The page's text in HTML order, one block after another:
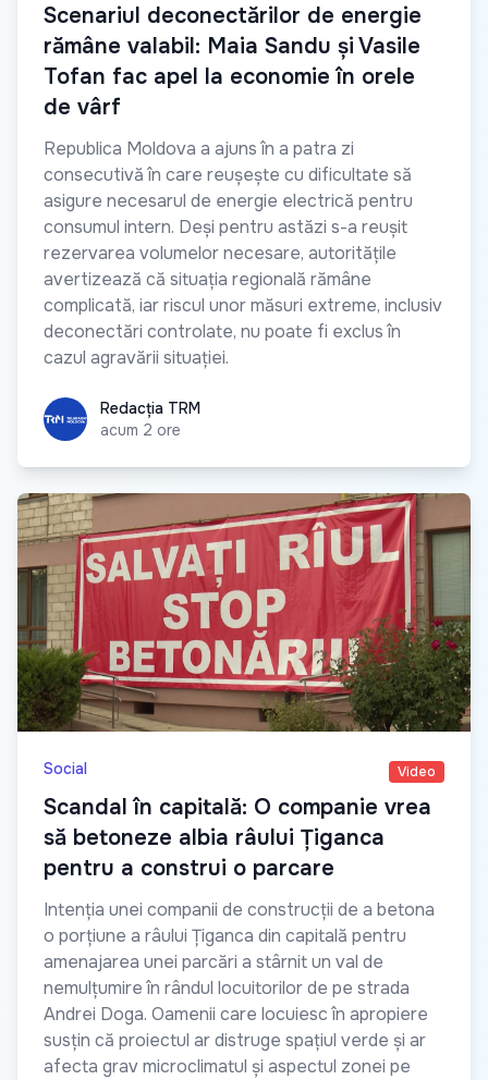
Scenariul deconectărilor de energie
rămâne valabil: Maia Sandu și Vasile
Tofan fac apel la economie în orele
de vârf
Republica Moldova a ajuns în a patra zi
consecutivă în care reușește cu dificultate să
asigure necesarul de energie electrică pentru
consumul intern. Deși pentru astăzi s-a reușit
rezervarea volumelor necesare, autoritățile
avertizează că situația regională rămâne
complicată, iar riscul unor măsuri extreme, inclusiv
deconectări controlate, nu poate fi exclus în
cazul agravării situației.
Redacția TRM
Redacția TRM
acum 2 ore
Social Video
Scandal în capitală: O companie vrea
să betoneze albia râului Țiganca
pentru a construi o parcare
Intenția unei companii de construcții de a betona
o porțiune a râului Țiganca din capitală pentru
amenajarea unei parcări a stârnit un val de
nemulțumire în rândul locuitorilor de pe strada
Andrei Doga. Oamenii care locuiesc în apropiere
susțin că proiectul ar distruge spațiul verde și ar
afecta grav microclimatul și aspectul zonei pe